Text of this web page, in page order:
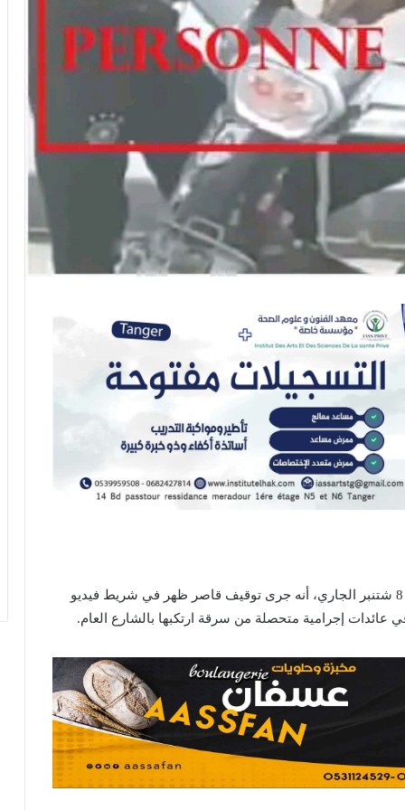
أفاد بلاغ المديرية العامة للأمن الوطني، اليوم الخميس 8 شتنبر الجاري، أنه جرى توقيف قاصر ظهر في شريط فيديو
إجرامية متحصلة من سرقة ارتكبها بالشارع العام.